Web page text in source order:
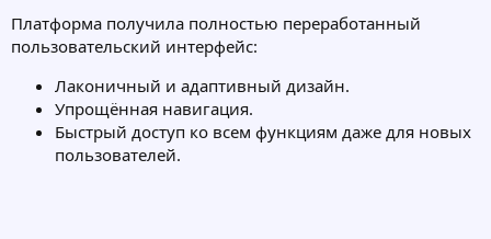
Платформа получила полностью переработанный
пользовательский интерфейс:
Лаконичный и адаптивный дизайн.
Упрощённая навигация.
Быстрый доступ ко всем функциям даже для новых
пользователей.